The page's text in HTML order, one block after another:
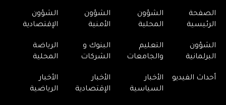
الصفحة
الرئيسية
الشؤون
المحلية
الشؤون
الأمنية
الشؤون
الإقتصادية
الشؤون
البرلمانية
التعليم
والجامعات
البنوك و
الشركات
الرياضة
المحلية
أحداث الفيديو
الأخبار
السياسية
الأخبار
الإقتصادية
الأخبار
الرياضية